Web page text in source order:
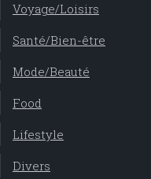
Voyage/Loisirs
Santé/Bien-être
Mode/Beauté
Food
Lifestyle
Divers